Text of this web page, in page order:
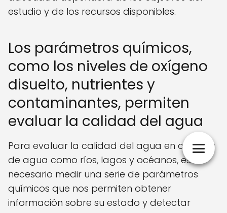
estudio y de los recursos disponibles.
Los parámetros químicos,
como los niveles de oxígeno
disuelto, nutrientes y
contaminantes, permiten
evaluar la calidad del agua
Para evaluar la calidad del agua en cuerpos
de agua como ríos, lagos y océanos, es
necesario medir una serie de parámetros
químicos que nos permiten obtener
información sobre su estado y detectar